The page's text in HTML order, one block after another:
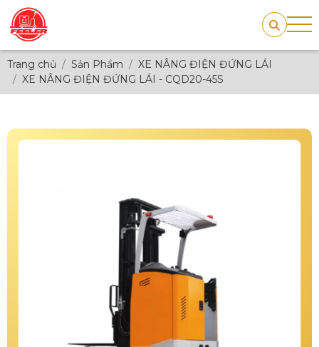
Trang chủ Sản Phẩm
XE NÂNG ĐIỆN ĐỨNG LÁI
XE NÂNG ĐIỆN ĐỨNG LÁI - CQD20-45S